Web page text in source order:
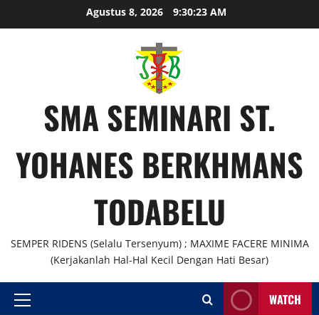
to
Agustus 8, 2026 9:30:23 AM
SMA SEMINARI ST.
YOHANES BERKHMANS
TODABELU
SEMPER RIDENS (Selalu Tersenyum) ; MAXIME FACERE MINIMA
(Kerjakanlah Hal-Hal Kecil Dengan Hati Besar)
Primary
WATCH